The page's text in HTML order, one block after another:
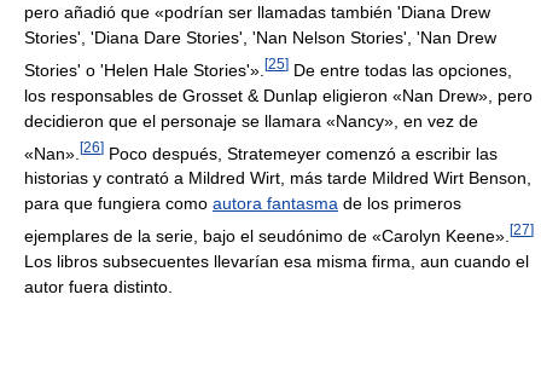
pero añadió que «podrían ser llamadas también 'Diana Drew
Stories', 'Diana Dare Stories', 'Nan Nelson Stories', 'Nan Drew
Stories' o 'Helen Hale Stories'». [25] De entre todas las opciones,
los responsables de Grosset & Dunlap eligieron «Nan Drew», pero
decidieron que el personaje se llamara «Nancy», en vez de
«Nan». [26] Poco después, Stratemeyer comenzó a escribir las
historias y contrató a Mildred Wirt, más tarde Mildred Wirt Benson,
para que fungiera como autora fantasma de los primeros
ejemplares de la serie, bajo el seudónimo de «Carolyn Keene». [27]
Los libros subsecuentes llevarían esa misma firma, aun cuando el
autor fuera distinto.